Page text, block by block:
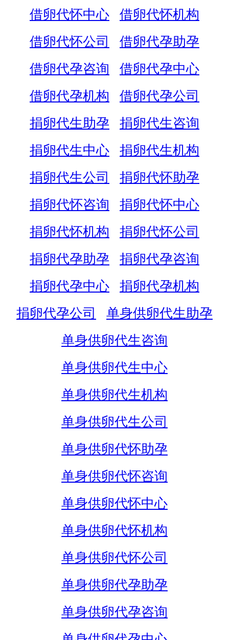
借卵代怀中心
借卵代怀机构
借卵代怀公司
借卵代孕助孕
借卵代孕咨询
借卵代孕中心
借卵代孕机构
借卵代孕公司
捐卵代生助孕
捐卵代生咨询
捐卵代生中心
捐卵代生机构
捐卵代生公司
捐卵代怀助孕
捐卵代怀咨询
捐卵代怀中心
捐卵代怀机构
捐卵代怀公司
捐卵代孕助孕
捐卵代孕咨询
捐卵代孕中心
捐卵代孕机构
捐卵代孕公司
单身供卵代生助孕
单身供卵代生咨询
单身供卵代生中心
单身供卵代生机构
单身供卵代生公司
单身供卵代怀助孕
单身供卵代怀咨询
单身供卵代怀中心
单身供卵代怀机构
单身供卵代怀公司
单身供卵代孕助孕
单身供卵代孕咨询